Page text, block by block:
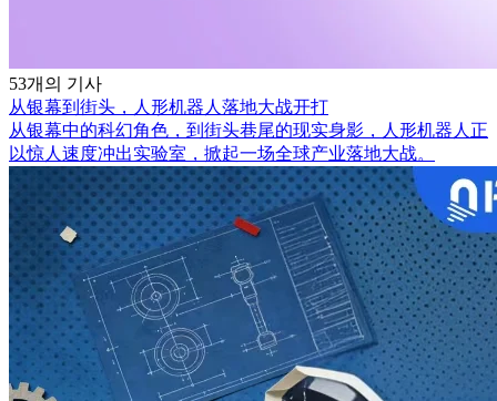
53개의 기사
从银幕到街头，人形机器人落地大战开打
从银幕中的科幻角色，到街头巷尾的现实身影，人形机器人正
以惊人速度冲出实验室，掀起一场全球产业落地大战。